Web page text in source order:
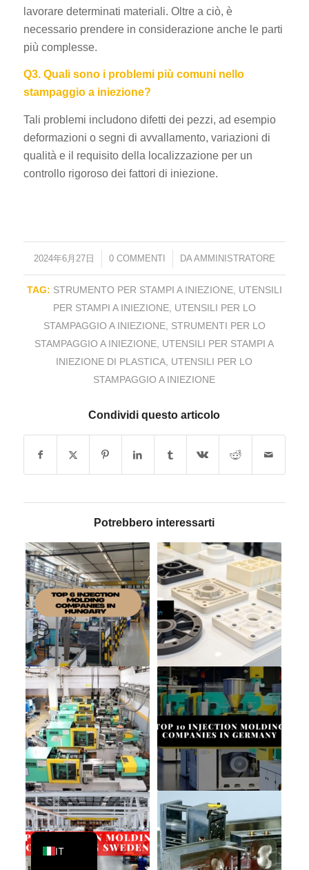
lavorare determinati materiali. Oltre a ciò, è
necessario prendere in considerazione anche le parti
più complesse.
Q3. Quali sono i problemi più comuni nello
stampaggio a iniezione?
Tali problemi includono difetti dei pezzi, ad esempio
deformazioni o segni di avvallamento, variazioni di
qualità e il requisito della localizzazione per un
controllo rigoroso dei fattori di iniezione.
2024年6月27日
/ 0 COMMENTI
/ DAAMMINISTRATORE
TAG: STRUMENTO PER STAMPI A INIEZIONE, UTENSILI
PER STAMPI A INIEZIONE, UTENSILI PER LO
STAMPAGGIO A INIEZIONE, STRUMENTI PER LO
STAMPAGGIO A INIEZIONE UTENSILI PER STAMPI A
INIEZIONE DI PLASTICA UTENSILI PER LO
STAMPAGGIO A INIEZIONE
Condividi questo articolo
Potrebbero interessarti
IT
EN
FR
DE
RU
NL
PL
TR
AR
ES
JA
KO
PT
CS